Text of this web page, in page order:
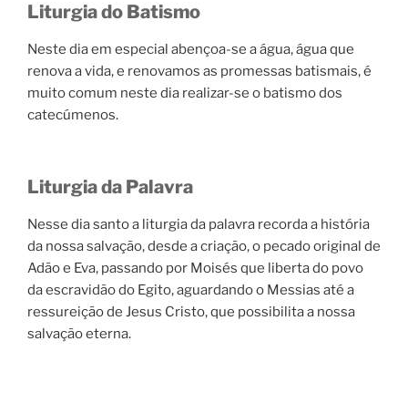
Liturgia do Batismo
Neste dia em especial abençoa-se a água, água que
renova a vida, e renovamos as promessas batismais, é
muito comum neste dia realizar-se o batismo dos
catecúmenos.
Liturgia da Palavra
Nesse dia santo a liturgia da palavra recorda a história
da nossa salvação, desde a criação, o pecado original de
Adão e Eva, passando por Moisés que liberta do povo
da escravidão do Egito, aguardando o Messias até a
ressureição de Jesus Cristo, que possibilita a nossa
salvação eterna.